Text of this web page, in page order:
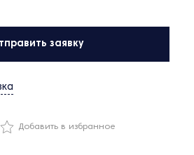
заявку
Добавить в избранное